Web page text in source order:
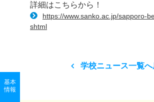
基本
情報
詳細はこちらから！
https://www.sanko.ac.jp/sapporo-
shtml
学校ニュース一覧へ